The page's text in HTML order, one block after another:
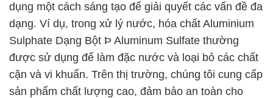
dụng một cách sáng tạo để giải quyết các vấn đề đa
dạng. Ví dụ, trong xử lý nước, hóa chất Aluminium
Sulphate Dạng Bột Þ Aluminum Sulfate thường
được sử dụng để làm đặc nước và loại bỏ các chất
cặn và vi khuẩn. Trên thị trường, chúng tôi cung cấp
sản phẩm chất lượng cao, đảm bảo an toàn cho